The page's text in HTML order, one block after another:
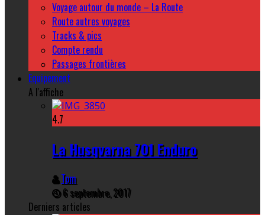
Voyage autour du monde – La Route
Route autres voyages
Tracks & pics
Compte rendu
Passages frontières
Equipement
A l'affiche
4.7
La Husqvarna 701 Enduro
Tom
6 septembre, 2017
Derniers articles